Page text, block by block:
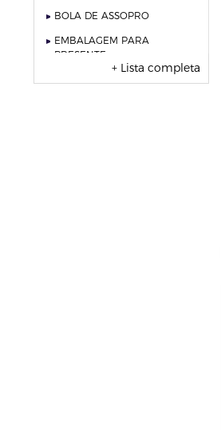
BOLA DE ASSOPRO
EMBALAGEM PARA
PRESENTE
+ Lista completa